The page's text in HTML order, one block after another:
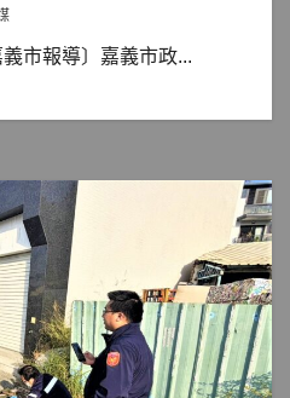
市報導〕嘉義市政...